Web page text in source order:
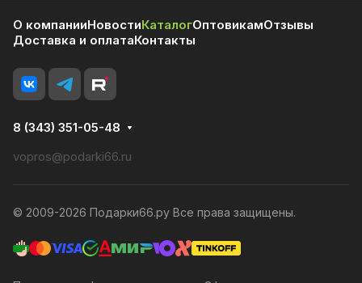
О компанииНовостиКаталогОптовикамОтзывы
Доставка и оплатаКонтакты
8 (343) 351-05-48
vopros@podarki66.ru
© 2009-2026 Подарки66.ру Все права защищены.